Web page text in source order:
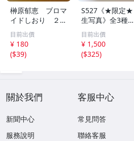
榊原郁恵 ブロマ
イドしおり ２枚
組 レトロ 送料
１１０円 未開封
目前出價
¥ 180
($39)
S527《★限定★
生写真》全3種セ
ット【井口裕香】
FLASH（フラッシ
ュ）2026年8月18
日・25日合併号
目前出價
¥ 1,500
($325)
關於我們
新聞中心
服務說明
客服中心
常見問答
聯絡客服